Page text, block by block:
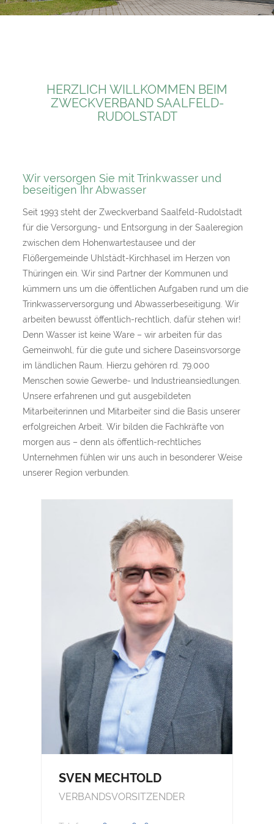
HERZLICH WILLKOMMEN BEIM
ZWECKVERBAND SAALFELD-
RUDOLSTADT
Wir versorgen Sie mit Trinkwasser und
beseitigen Ihr Abwasser
Seit 1993 steht der Zweckverband Saalfeld-Rudolstadt
für die Versorgung- und Entsorgung in der Saaleregion
zwischen dem Hohenwartestausee und der
Flößergemeinde Uhlstädt-Kirchhasel im Herzen von
Thüringen ein. Wir sind Partner der Kommunen und
kümmern uns um die öffentlichen Aufgaben rund um die
Trinkwasserversorgung und Abwasserbeseitigung. Wir
arbeiten bewusst öffentlich-rechtlich, dafür stehen wir!
Denn Wasser ist keine Ware – wir arbeiten für das
Gemeinwohl, für die gute und sichere Daseinsvorsorge
im ländlichen Raum. Hierzu gehören rd. 79.000
Menschen sowie Gewerbe- und Industrieansiedlungen.
Unsere erfahrenen und gut ausgebildeten
Mitarbeiterinnen und Mitarbeiter sind die Basis unserer
erfolgreichen Arbeit. Wir bilden die Fachkräfte von
morgen aus – denn als öffentlich-rechtliches
Unternehmen fühlen wir uns auch in besonderer Weise
unserer Region verbunden.
SVEN MECHTOLD
VERBANDSVORSITZENDER